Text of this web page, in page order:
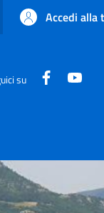
Accedi alla
su Facebook